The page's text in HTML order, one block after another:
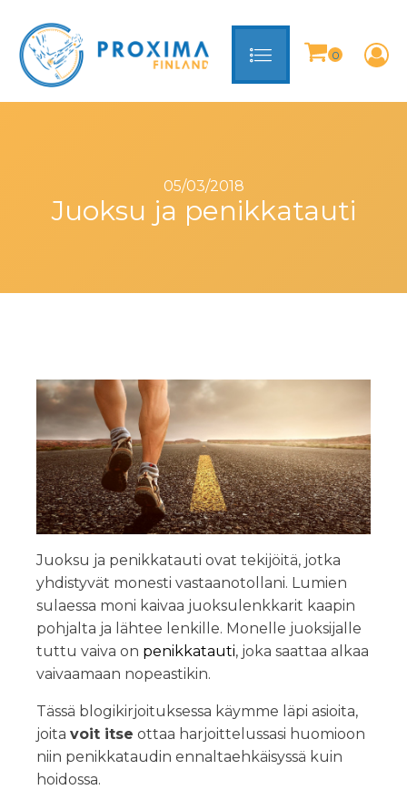
05/03/2018
Juoksu ja penikkatauti
Juoksu ja penikkatauti ovat tekijöitä, jotka
yhdistyvät monesti vastaanotollani. Lumien
sulaessa moni kaivaa juoksulenkkarit kaapin
pohjalta ja lähtee lenkille. Monelle juoksijalle
tuttu vaiva on penikkatauti, joka saattaa alkaa
vaivaamaan nopeastikin.
Tässä blogikirjoituksessa käymme läpi asioita,
joita voit itse ottaa harjoittelussasi huomioon
niin penikkataudin ennaltaehkäisyssä kuin
hoidossa.